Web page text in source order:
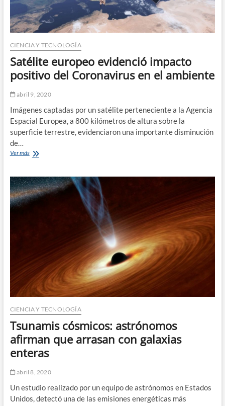
CIENCIA Y TECNOLOGÍA
Satélite europeo evidenció impacto
positivo del Coronavirus en el ambiente
abril 9, 2020
Imágenes captadas por un satélite perteneciente a la Agencia
Espacial Europea, a 800 kilómetros de altura sobre la
superficie terrestre, evidenciaron una importante disminución
de…
Ver másSatélite
impacto
positivo
del
CIENCIA Y TECNOLOGÍA
Tsunamis cósmicos: astrónomos
afirman que arrasan con galaxias
enteras
abril 8, 2020
Un estudio realizado por un equipo de astrónomos en Estados
Unidos, detectó una de las emisiones energéticas más